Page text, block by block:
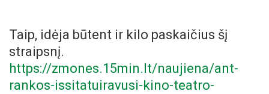
Taip, idėja būtent ir kilo paskaičius šį
straipsnį.
https://zmones.15min.lt/naujiena/ant-
rankos-issitatuiravusi-kino-teatro-